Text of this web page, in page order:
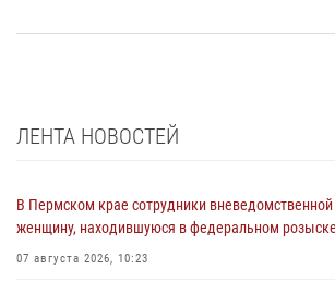
ЛЕНТА НОВОСТЕЙ
В Пермском крае сотрудники
женщину, находившуюся в федеральном розыске
07 августа 2026, 10:23